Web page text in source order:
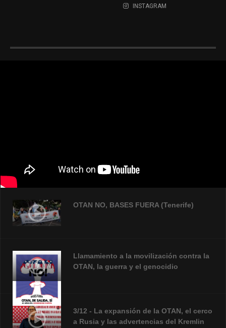
INSTAGRAM
OTAN NO, BASES FUERA (Tenerife)
Llamamiento a la movilización contra la
OTAN, la guerra y el genocidio
3/12 - La expansión de la OTAN, el cerco
a Rusia y las advertencias del Kremlin